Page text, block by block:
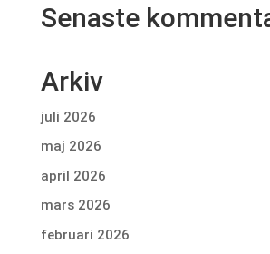
Senaste
Arkiv
juli 2026
maj 2026
april 2026
mars 2026
februari 2026